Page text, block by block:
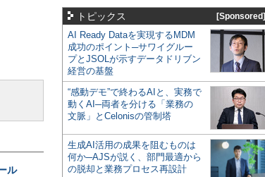
ル
トピックス [Sponsored]
AI Ready Dataを実現するMDM
成功のポイント─サワイグルー
プとJSOLが示すデータドリブン
経営の基盤
“感動デモ”で終わるAIと、実務で
動くAI─両者を分ける「業務の
文脈」とCelonisの管制塔
生成AI活用の成果を阻むものは
何か─AJSが説く、部門最適から
の脱却と業務プロセス再設計